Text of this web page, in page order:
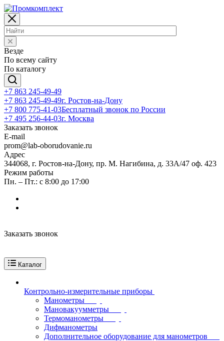
Везде
По всему сайту
По каталогу
+7 863 245-49-49
+7 863 245-49-49г. Ростов-на-Дону
+7 800 775-41-03Бесплатный звонок по России
+7 495 256-44-03г. Москва
Заказать звонок
E-mail
prom@lab-oborudovanie.ru
Адрес
344068, г. Ростов-на-Дону, пр. М. Нагибина, д. 33А/47 оф. 423
Режим работы
Пн. – Пт.: с 8:00 до 17:00
Заказать звонок
Каталог
Контрольно-измерительные приборы
Манометры
Мановакуумметры
Термоманометры
Дифманометры
Дополнительное оборудование для манометров